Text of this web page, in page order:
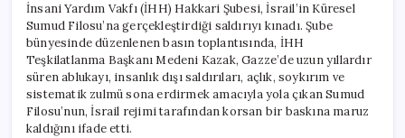
Filosu’na
Yönelik
Saldırısını
Kınadı
İnsani Yardım Vakfı (İHH) Hakkari Şubesi, İsrail’in Küresel
Sumud Filosu’na gerçekleştirdiği saldırıyı kınadı. Şube
bünyesinde düzenlenen basın toplantısında, İHH
Teşkilatlanma Başkanı Medeni Kazak, Gazze’de uzun yıllardır
süren ablukayı, insanlık dışı saldırıları, açlık, soykırım ve
sistematik zulmü sona erdirmek amacıyla yola çıkan Sumud
Filosu’nun, İsrail rejimi tarafından korsan bir baskına maruz
kaldığını ifade etti.